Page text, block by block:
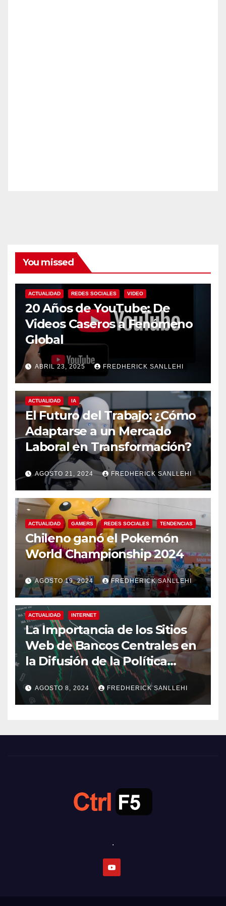
You missed
ACTUALIDAD REDES SOCIALES VIDEO
20 Años de YouTube: De
Videos Caseros a Fenómeno
Global
ABRIL 23, 2025 FREDHERICK SANLLEHI
ACTUALIDAD IA
El Futuro del Trabajo: ¿Cómo
Adaptarse a un Mercado
Laboral en Transformación?
AGOSTO 21, 2024 FREDHERICK SANLLEHI
ACTUALIDAD GAMERS REDES SOCIALES TENDENCIAS
Chileno ganó el Pokemón
World Championship 2024
AGOSTO 19, 2024 FREDHERICK SANLLEHI
ACTUALIDAD INTERNET
La Importancia de los Sitios
Web de Bancos Centrales en
la Difusión de la Política
Monetaria
AGOSTO 8, 2024 FREDHERICK SANLLEHI
.